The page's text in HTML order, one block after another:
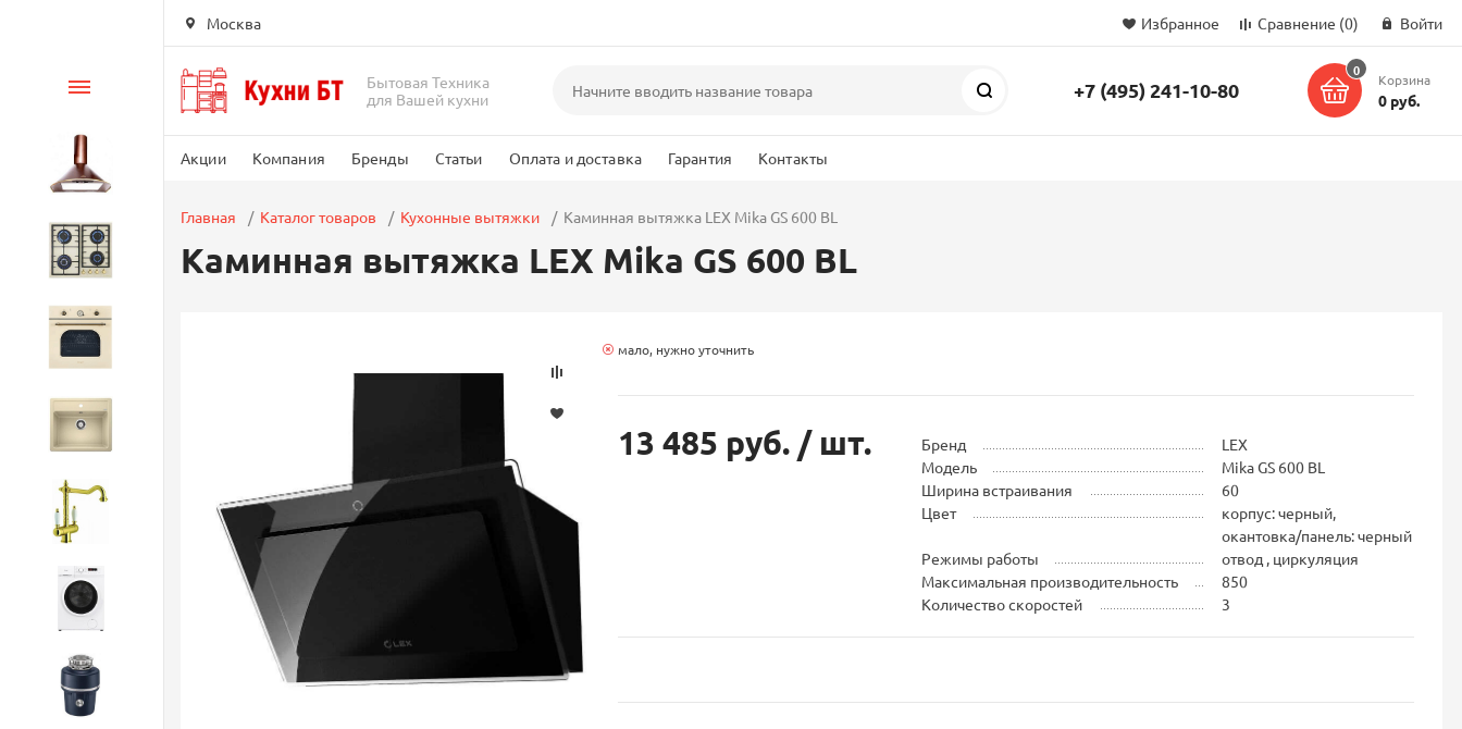
Москва Избранное Сравнение (0) Войти
Бытовая Техника
для Вашей кухни
Поиск +7 (495) 241-10-80
0
Корзина
0 руб.
Акции Компания Бренды Статьи Оплата и доставка Гарантия Контакты
Каталог
Вытяжки
Варочные панели
Смесители
Стиральные машины
Главная Каталог товаров Кухонные вытяжки Каминная вытяжка LEX Mika GS 600 BL
Каминная вытяжка LEX Mika GS 600 BL
мало, нужно уточнить
13 485 руб. / шт. Бренд
LEX
Модель
Mika GS 600 BL
Ширина встраивания
60
Цвет
корпус: черный,
окантовка/панель: черный
Режимы работы
отвод , циркуляция
Максимальная производительность
850
Количество скоростей
3